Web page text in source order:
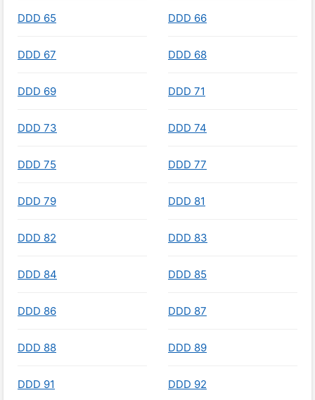
DDD 65 DDD 66
DDD 67 DDD 68
DDD 69 DDD 71
DDD 73 DDD 74
DDD 75 DDD 77
DDD 79 DDD 81
DDD 82 DDD 83
DDD 84 DDD 85
DDD 86 DDD 87
DDD 88 DDD 89
DDD 91 DDD 92